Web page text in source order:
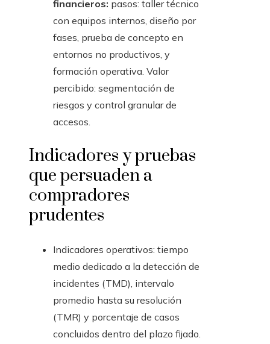
financieros: pasos: taller técnico
con equipos internos, diseño por
fases, prueba de concepto en
entornos no productivos, y
formación operativa. Valor
percibido: segmentación de
riesgos y control granular de
accesos.
Indicadores y pruebas
que persuaden a
compradores
prudentes
Indicadores operativos: tiempo
medio dedicado a la detección de
incidentes (TMD), intervalo
promedio hasta su resolución
(TMR) y porcentaje de casos
concluidos dentro del plazo fijado.